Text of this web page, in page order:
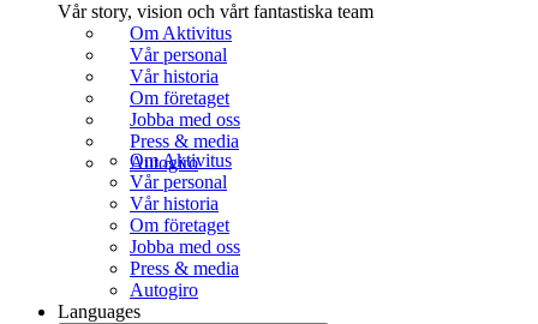
Vår story, vision och vårt fantastiska team
Om Aktivitus
Vår personal
Vår historia
Om företaget
Jobba med oss
Press & media
Autogiro
Om Aktivitus
Vår personal
Vår historia
Om företaget
Jobba med oss
Press & media
Autogiro
Languages